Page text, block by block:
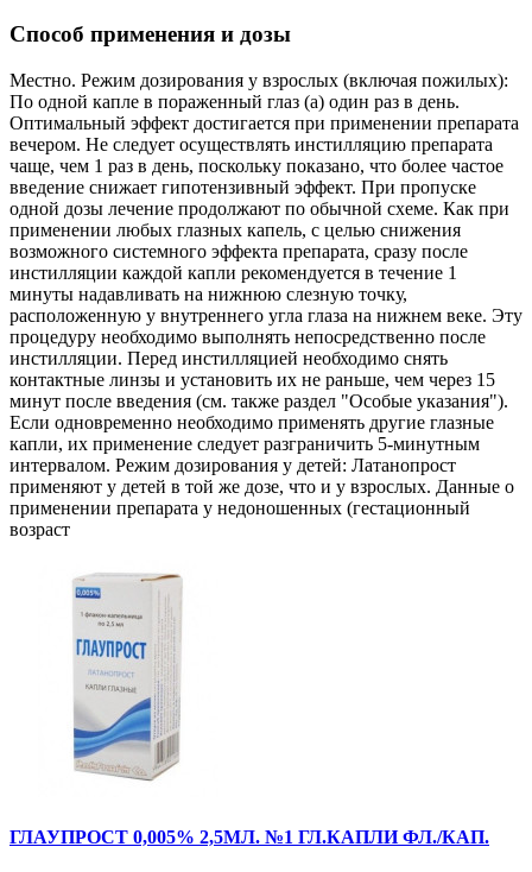
Способ применения и дозы
Местно. Режим дозирования у взрослых (включая пожилых):
По одной капле в пораженный глаз (а) один раз в день.
Оптимальный эффект достигается при применении препарата
вечером. Не следует осуществлять инстилляцию препарата
чаще, чем 1 раз в день, поскольку показано, что более частое
введение снижает гипотензивный эффект. При пропуске
одной дозы лечение продолжают по обычной схеме. Как при
применении любых глазных капель, с целью снижения
возможного системного эффекта препарата, сразу после
инстилляции каждой капли рекомендуется в течение 1
минуты надавливать на нижнюю слезную точку,
расположенную у внутреннего угла глаза на нижнем веке. Эту
процедуру необходимо выполнять непосредственно после
инстилляции. Перед инстилляцией необходимо снять
контактные линзы и установить их не раньше, чем через 15
минут после введения (см. также раздел "Особые указания").
Если одновременно необходимо применять другие глазные
капли, их применение следует разграничить 5-минутным
интервалом. Режим дозирования у детей: Латанопрост
применяют у детей в той же дозе, что и у взрослых. Данные о
применении препарата у недоношенных (гестационный
возраст
ГЛАУПРОСТ 0,005% 2,5МЛ. №1 ГЛ.КАПЛИ ФЛ./КАП.